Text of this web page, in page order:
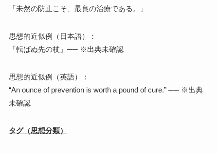
「未然の防止こそ、最良の治療である。」
思想的近似例（日本語）：
「転ばぬ先の杖」── ※出典未確認
思想的近似例（英語）：
“An ounce of prevention is worth a pound of cure.” ── ※出典
未確認
タグ（思想分類）